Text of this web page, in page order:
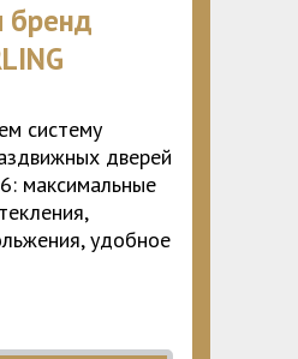
бренд
систему
дверей
максимальные
удобное